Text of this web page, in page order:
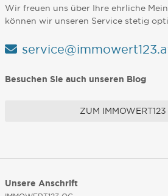
Wir freuen uns über Ihre ehrliche
können wir unseren Service stetig
Besuchen Sie auch unseren Blog
ZUM
Unsere Anschrift